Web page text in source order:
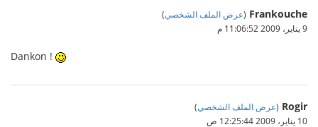
Frankouche
(عرض الملف الشخصي)
9 يناير، 2009 11:06:52 م
Dankon !
Rogir
(عرض الملف الشخصي)
10 يناير، 2009 12:25:44 ص